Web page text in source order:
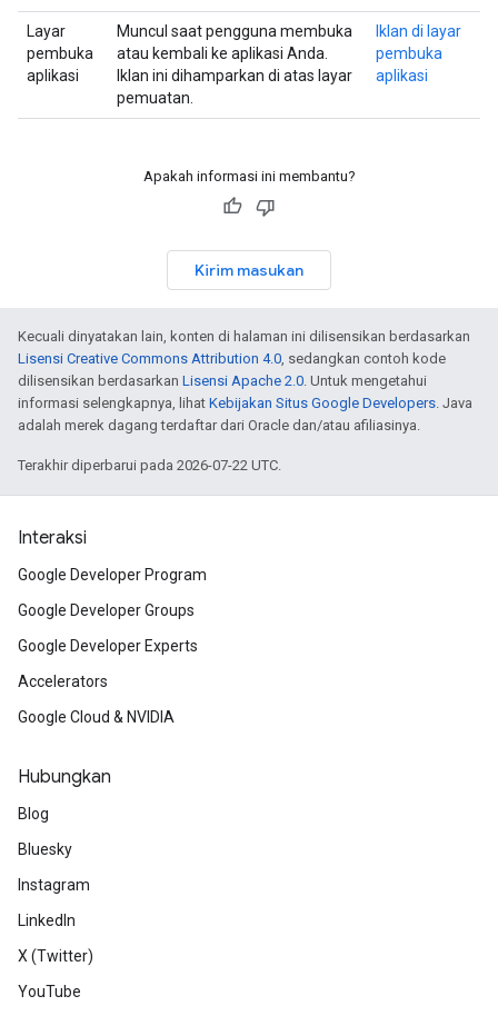
Layar
pembuka
aplikasi
Muncul saat pengguna membuka
atau kembali ke aplikasi Anda.
Iklan ini dihamparkan di atas layar
pemuatan.
Iklan di layar
pembuka
aplikasi
Apakah informasi ini membantu?
Kirim masukan
Kecuali dinyatakan lain, konten di halaman ini dilisensikan berdasarkan
Lisensi Creative Commons Attribution 4.0, sedangkan contoh kode
dilisensikan berdasarkan Lisensi Apache 2.0. Untuk mengetahui
informasi selengkapnya, lihat Kebijakan Situs Google Developers. Java
adalah merek dagang terdaftar dari Oracle dan/atau afiliasinya.
Terakhir diperbarui pada 2026-07-22 UTC.
Interaksi
Google Developer Program
Google Developer Groups
Google Developer Experts
Accelerators
Google Cloud & NVIDIA
Hubungkan
Blog
Bluesky
Instagram
LinkedIn
X (Twitter)
YouTube